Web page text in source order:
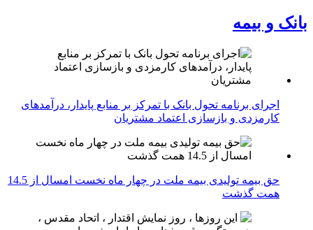
بانک و بیمه
اجرای برنامه تحول بانک با تمرکز بر منابع پایدار، درآمدهای
کارمزدی و بازسازی اعتماد مشتریان
حق بیمه تولیدی بیمه ملت در چهار ماه نخست امسال از 14.5
همت گذشت